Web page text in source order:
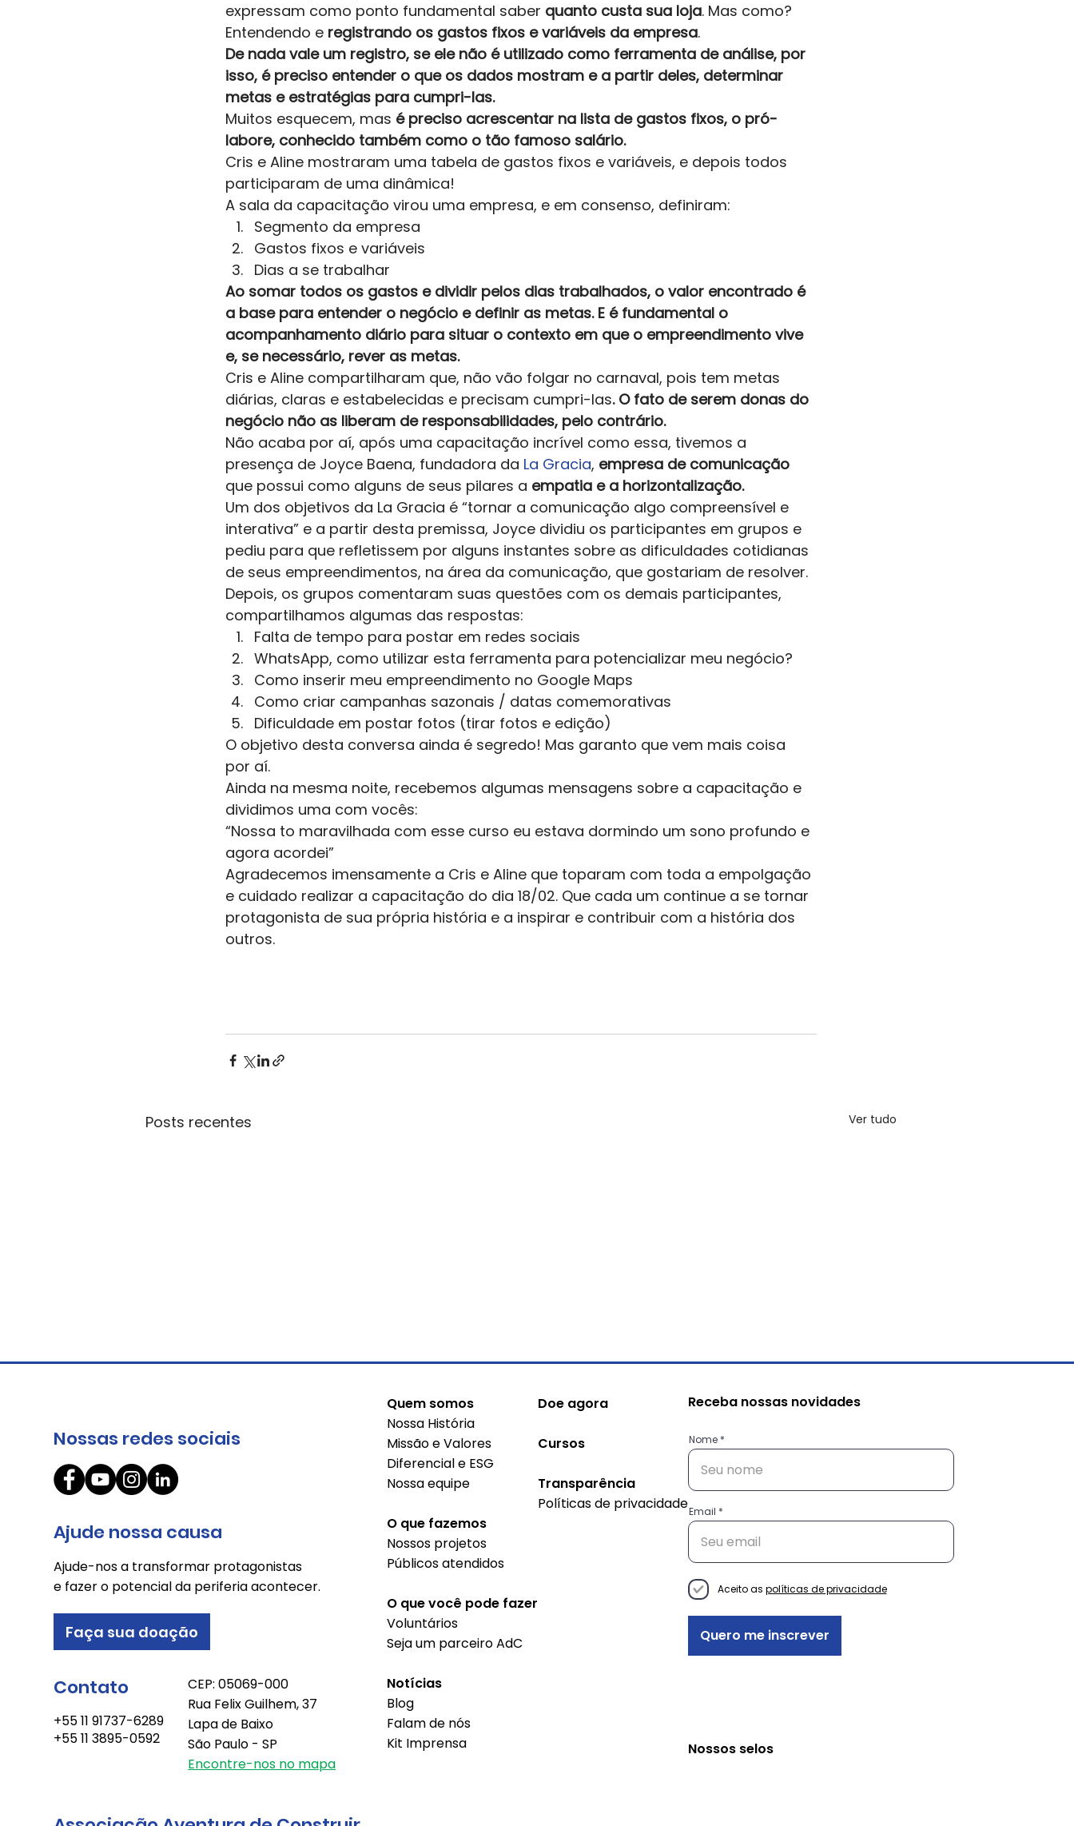
expressam como ponto fundamental saber quanto custa sua loja. Mas como?
Entendendo e registrando os gastos fixos e variáveis da empresa.
De nada vale um registro, se ele não é utilizado como ferramenta de análise, por
isso, é preciso entender o que os dados mostram e a partir deles, determinar
metas e estratégias para cumpri-las.
Muitos esquecem, mas é preciso acrescentar na lista de gastos fixos, o pró-
labore, conhecido também como o tão famoso salário.
Cris e Aline mostraram uma tabela de gastos fixos e variáveis, e depois todos
participaram de uma dinâmica!
A sala da capacitação virou uma empresa, e em consenso, definiram:
Segmento da empresa
Gastos fixos e variáveis
Dias a se trabalhar
Ao somar todos os gastos e dividir pelos dias trabalhados, o valor encontrado é
a base para entender o negócio e definir as metas. E é fundamental o
acompanhamento diário para situar o contexto em que o empreendimento vive
e, se necessário, rever as metas.
Cris e Aline compartilharam que, não vão folgar no carnaval, pois tem metas
diárias, claras e estabelecidas e precisam cumpri-las. O fato de serem donas do
negócio não as liberam de responsabilidades, pelo contrário.
Não acaba por aí, após uma capacitação incrível como essa, tivemos a
presença de Joyce Baena, fundadora da La Gracia, empresa de comunicação
que possui como alguns de seus pilares a empatia e a horizontalização.
Um dos objetivos da La Gracia é “tornar a comunicação algo compreensível e
interativa” e a partir desta premissa, Joyce dividiu os participantes em grupos e
pediu para que refletissem por alguns instantes sobre as dificuldades cotidianas
de seus empreendimentos, na área da comunicação, que gostariam de resolver.
Depois, os grupos comentaram suas questões com os demais participantes,
compartilhamos algumas das respostas:
Falta de tempo para postar em redes sociais
WhatsApp, como utilizar esta ferramenta para potencializar meu negócio?
Como inserir meu empreendimento no Google Maps
Como criar campanhas sazonais / datas comemorativas
Dificuldade em postar fotos (tirar fotos e edição)
O objetivo desta conversa ainda é segredo! Mas garanto que vem mais coisa
por aí.
Ainda na mesma noite, recebemos algumas mensagens sobre a capacitação e
dividimos uma com vocês:
“Nossa to maravilhada com esse curso eu estava dormindo um sono profundo e
agora acordei”
Agradecemos imensamente a Cris e Aline que toparam com toda a empolgação
e cuidado realizar a capacitação do dia 18/02. Que cada um continue a se tornar
protagonista de sua própria história e a inspirar e contribuir com a história dos
outros.
Posts recentes Ver tudo
Conheça as histórias das
empreendedoras do
projeto Decisão
Empreendedora
Sustentabilidade além
do ambiental
Nossas redes sociais
Ajude nossa causa
Ajude-nos a transformar protagonistas
e fazer o potencial da periferia acontecer.
Faça sua doação
Contato
+55 11 91737-6289
+55 11 3895-0592
CEP: 05069-000
Rua Felix Guilhem, 37
Lapa de Baixo
São Paulo - SP
Encontre-nos no mapa
Quem somos
Nossa História
Missão e Valores
Diferencial e ESG
Nossa equipe
O que fazemos
Nossos projetos
Públicos atendidos
O que você pode fazer
Voluntários
Seja um parceiro AdC
Notícias
Blog
Falam de nós
Kit Imprensa
Doe agora
Cursos
Transparência
Políticas de privacidade
Receba nossas novidades
Nome
Email
Aceito as políticas de privacidade
Quero me inscrever
Nossos selos